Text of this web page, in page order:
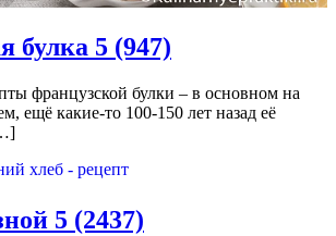
булка 5 (947)
французской булки – в основном на
ещё какие-то 100-150 лет назад её
5 (2437)